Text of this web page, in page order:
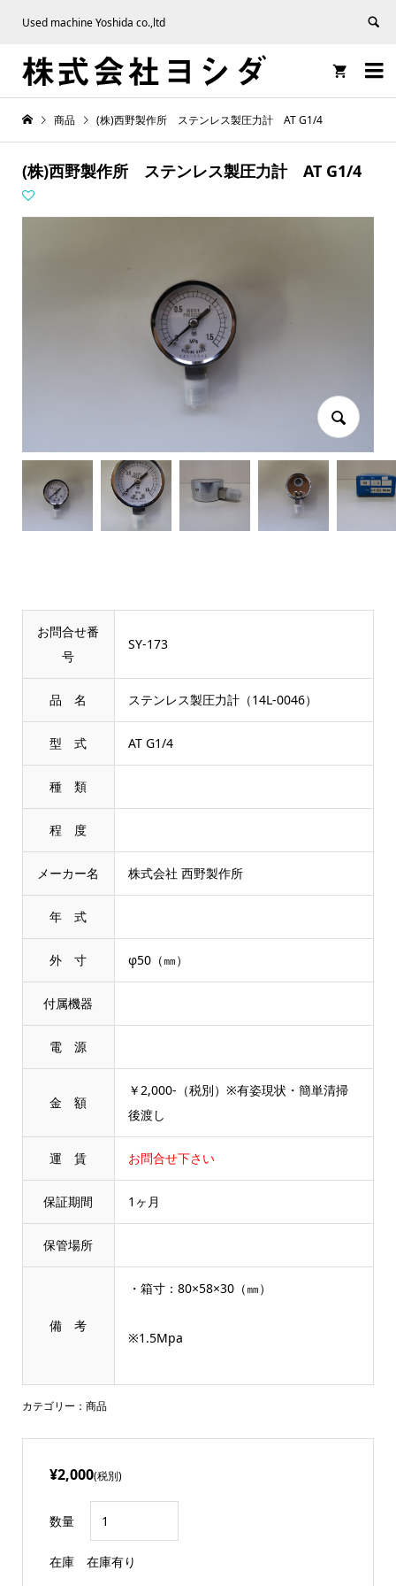
Used machine Yoshida co.,ltd


商品 (株)西野製作所 ステンレス製圧力計 AT G1/4
(株)西野製作所 ステンレス製圧力計 AT G1/4
お問合せ番
号
SY-173
品 名 ステンレス製圧力計（14L-0046）
型 式 AT G1/4
種 類
程 度
メーカー名 株式会社 西野製作所
年 式
外 寸 φ50（㎜）
付属機器
電 源
金 額
￥2,000-（税別）※有姿現状・簡単清掃
後渡し
運 賃 お問合せ下さい
保証期間 1ヶ月
保管場所
備 考
・箱寸：80×58×30（㎜）
※1.5Mpa
カテゴリー： 商品
¥2,000(税別)
数量
在庫 在庫有り